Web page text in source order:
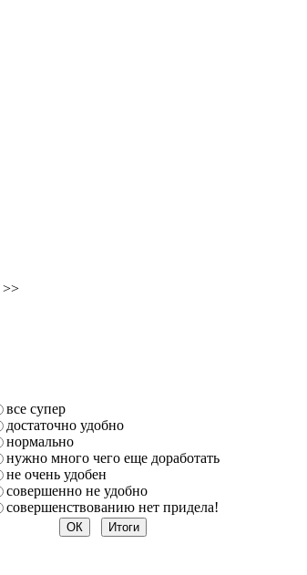
>>
все супер
достаточно удобно
нормально
нужно много чего еще доработать
не очень удобен
совершенно не удобно
совершенствованию нет придела!